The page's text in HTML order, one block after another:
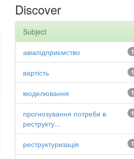
Discover
Subject
1
авіапідприємство
1
вартість
1
моделювання
1
прогнозування потреби в
реструкту...
1
реструктуризація